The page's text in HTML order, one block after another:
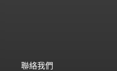
聯絡我們